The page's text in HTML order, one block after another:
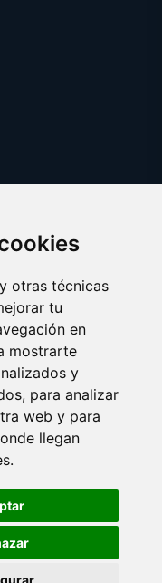
otras técnicas
tu
en
mostrarte
y
para analizar
web y para
llegan